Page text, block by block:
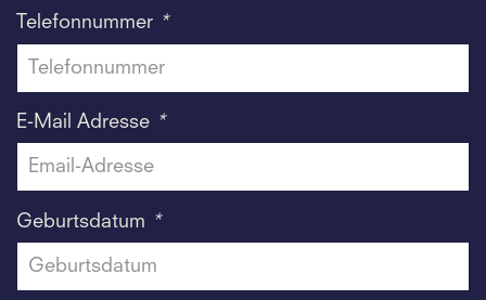
Telefonnummer *
E-Mail Adresse *
Geburtsdatum *